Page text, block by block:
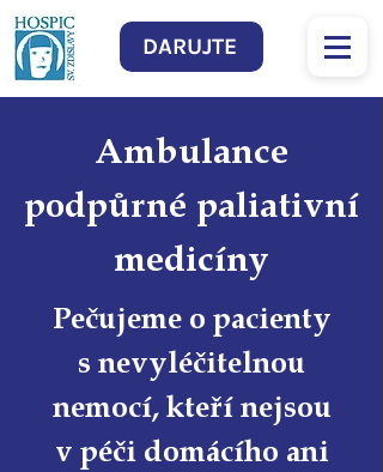
DARUJTE
Ambulance
podpůrné paliativní
medicíny
Pečujeme o pacienty
s nevyléčitelnou
nemocí, kteří nejsou
v péči domácího ani